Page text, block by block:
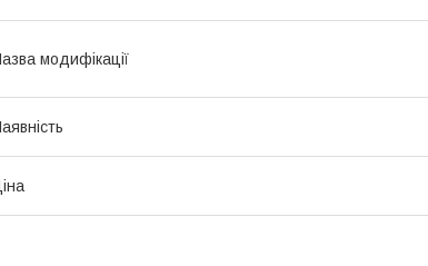
модифікації